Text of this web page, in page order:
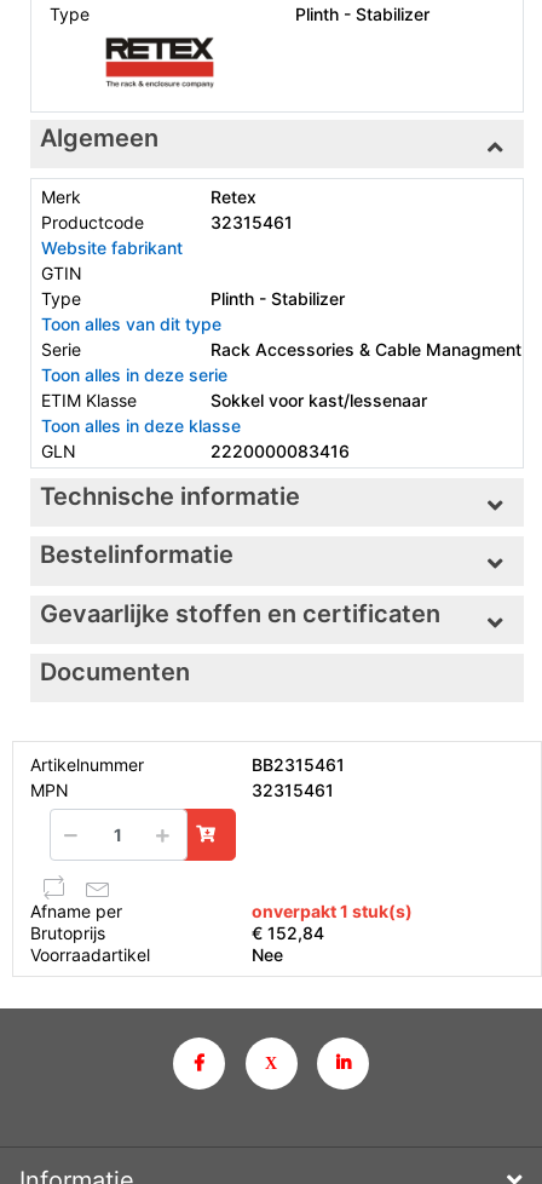
Type
Plinth - Stabilizer
Algemeen
Merk
Retex
Productcode
32315461
Website fabrikant
GTIN
Type
Plinth - Stabilizer
Toon alles van dit type
Serie
Rack Accessories & Cable Managment
Toon alles in deze serie
ETIM Klasse
Sokkel voor kast/lessenaar
Toon alles in deze klasse
GLN
2220000083416
Technische informatie
Bestelinformatie
Gevaarlijke stoffen en certificaten
Documenten
Artikelnummer
BB2315461
MPN
32315461
Afname per
onverpakt 1 stuk(s)
Brutoprijs
€ 152,84
Voorraadartikel
Nee